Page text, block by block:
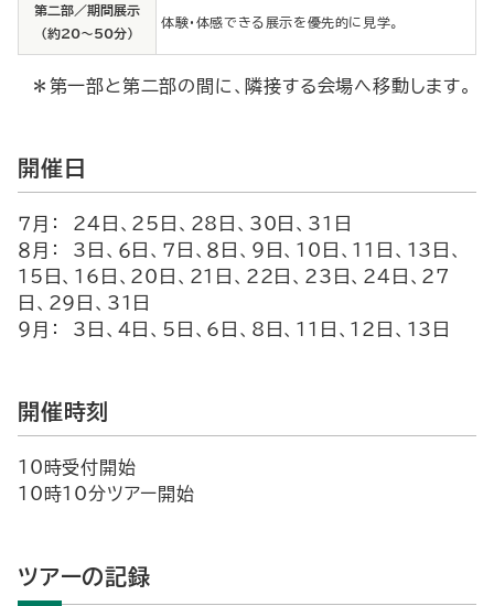
第二部／期間展示
(約20～50分)
体験・体感できる展示を優先的に見学。
＊第一部と第二部の間に、隣接する会場へ移動します。
開催日
７月： 24日、25日、28日、30日、31日
８月： 3日、６日、７日、８日、９日、10日、11日、13日、
15日、16日、20日、21日、22日、23日、24日、27
日、29日、31日
９月： 3日、4日、5日、6日、8日、11日、12日、13日
開催時刻
10時受付開始
10時10分ツアー開始
ツアーの記録